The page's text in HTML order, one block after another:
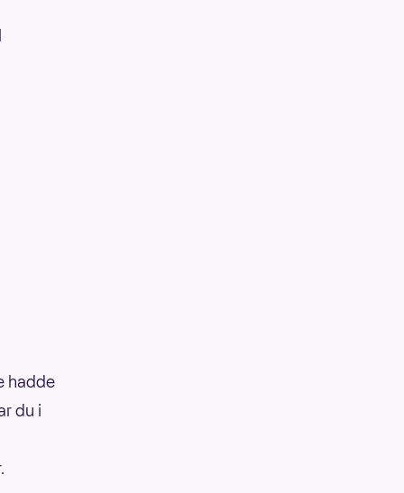
hadde
du i